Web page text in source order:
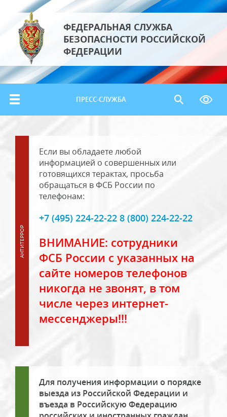
ФЕДЕРАЛЬНАЯ СЛУЖБА
БЕЗОПАСНОСТИ РОССИЙСКОЙ
ФЕДЕРАЦИИ
ПРЕСС-СЛУЖБА
Если вы обладаете любой
информацией о совершенных или
готовящихся терактах, просьба
обращаться в ФСБ России по
телефонам:
+7 (495) 224-22-22 8 (800) 224-22-22
ВНИМАНИЕ: сотрудники
ФСБ России с указанных на
сайте номеров телефонов
никогда не звонят, в том
числе через интернет-
мессенджеры!!!
Для получения информации о порядке
выезда из Российской Федерации и
въезда в Российскую Федерацию